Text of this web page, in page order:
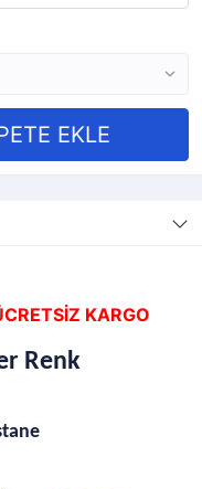
KARGO
Renk